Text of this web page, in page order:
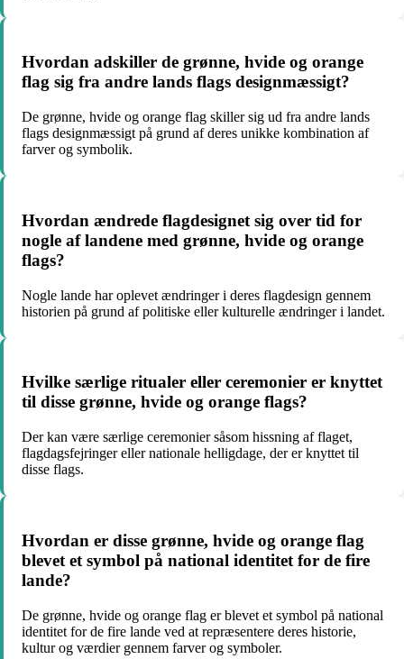
Hvordan adskiller de grønne, hvide og orange
flag sig fra andre lands flags designmæssigt?
De grønne, hvide og orange flag skiller sig ud fra andre lands
flags designmæssigt på grund af deres unikke kombination af
farver og symbolik.
Hvordan ændrede flagdesignet sig over tid for
nogle af landene med grønne, hvide og orange
flags?
Nogle lande har oplevet ændringer i deres flagdesign gennem
historien på grund af politiske eller kulturelle ændringer i landet.
Hvilke særlige ritualer eller ceremonier er knyttet
til disse grønne, hvide og orange flags?
Der kan være særlige ceremonier såsom hissning af flaget,
flagdagsfejringer eller nationale helligdage, der er knyttet til
disse flags.
Hvordan er disse grønne, hvide og orange flag
blevet et symbol på national identitet for de fire
lande?
De grønne, hvide og orange flag er blevet et symbol på national
identitet for de fire lande ved at repræsentere deres historie,
kultur og værdier gennem farver og symboler.